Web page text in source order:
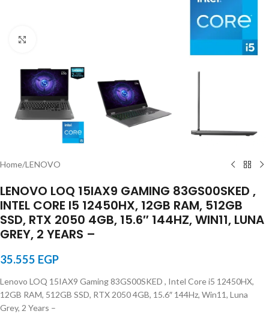
Home/LENOVO
LENOVO LOQ 15IAX9 GAMING 83GS00SKED ,
INTEL CORE I5 12450HX, 12GB RAM, 512GB
SSD, RTX 2050 4GB, 15.6″ 144HZ, WIN11, LUNA
GREY, 2 YEARS –
35.555 EGP
Lenovo LOQ 15IAX9 Gaming 83GS00SKED , Intel Core i5 12450HX,
12GB RAM, 512GB SSD, RTX 2050 4GB, 15.6″ 144Hz, Win11, Luna
Grey, 2 Years –